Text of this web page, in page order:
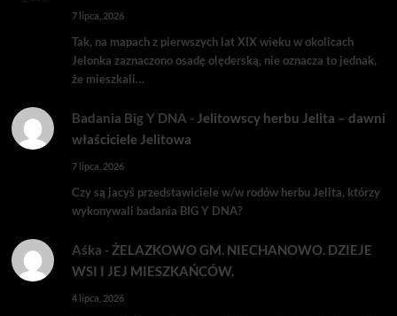
7 lipca, 2026
Tak, na mapach z pierwszych lat XIX wieku w okolicach
Jelonka zaznaczono osadę olęderską, nie oznacza to jednak,
że mieszkali…
Badania Big Y DNA - Jelitowscy herbu Jelita – dawni
właściciele Jelitowa
7 lipca, 2026
Czy są jacyś przedstawiciele w/w rodów herbu Jelita, którzy
wykonywali badania BIG Y DNA?
Aśka - ŻELAZKOWO GM. NIECHANOWO. DZIEJE
WSI I JEJ MIESZKAŃCÓW.
4 lipca, 2026